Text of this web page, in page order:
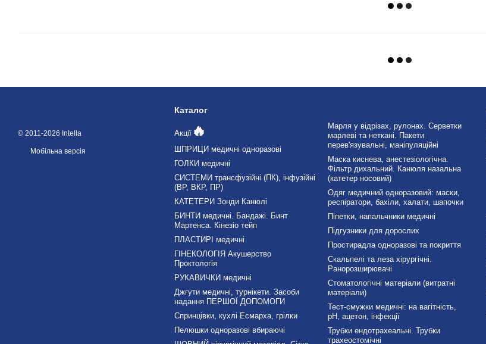
© 2011-2026 Intella
Мобільна версія
Каталог
Акції🔥
ШПРИЦИ медичні одноразові
ГОЛКИ медичні
СИСТЕМИ трансфузійні (ПК), інфузійні
(ВР, ВКР, ПР)
КАТЕТЕРИ Зонди Канюлі
БИНТИ медичні. Бандажі. Бинт
Мартенса. Кінезіо тейп
ПЛАСТИРІ медичні
ГІНЕКОЛОГІЯ Акушерство
Проктологія
РУКАВИЧКИ медичні
Джгути медичні, турнікети. Засоби
надання ПЕРШОЇ ДОПОМОГИ
Спринцівки, кухлі Есмарха, грілки
Пелюшки одноразові вбираючі
Марля у відрізах, рулонах. Серветки
марлеві та неткані. Пакети
перев'язувальні, маніпуляційні
Маска киснева, анестезіологічна.
Фільтр дихальний. Канюля назальна
(катетер носовий)
Одяг медичний одноразовий: маски,
респіратори, бахіли, халати, шапочки
Піпетки, напальчники медичні
Підгузники для дорослих
Простирадла одноразові та покриття
Скальпелі та леза хірургічні.
Ранорозширювачі
Стоматологічні матеріали (витратні
матеріали)
Тест-смужки медичні: на вагітність,
рН, ацетон, інфекції
Трубки ендотрахеальні. Трубки
трахеостомічні